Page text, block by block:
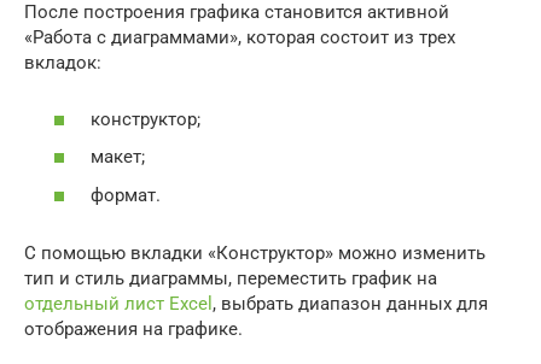
После построения графика становится активной
«Работа с диаграммами», которая состоит из трех
вкладок:
конструктор;
макет;
формат.
С помощью вкладки «Конструктор» можно изменить
тип и стиль диаграммы, переместить график на
отдельный лист Excel , выбрать диапазон данных для
отображения на графике.